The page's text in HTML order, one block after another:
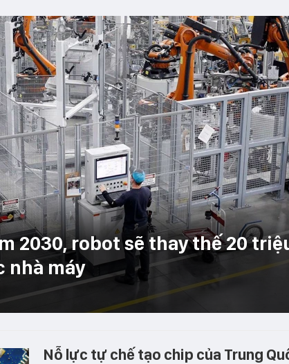
2030, robot sẽ thay thế 20
nhà máy
Nỗ lực tự chế tạo chip của Trung